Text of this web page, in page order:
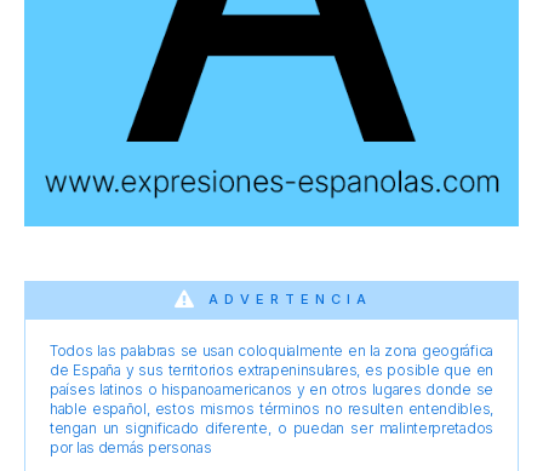
ADVERTENCIA
Todos las palabras se usan coloquialmente en la zona geográfica
de España y sus territorios extrapeninsulares, es posible que en
países latinos o hispanoamericanos y en otros lugares donde se
hable español, estos mismos términos no resulten entendibles,
tengan un significado diferente, o puedan ser malinterpretados
por las demás personas